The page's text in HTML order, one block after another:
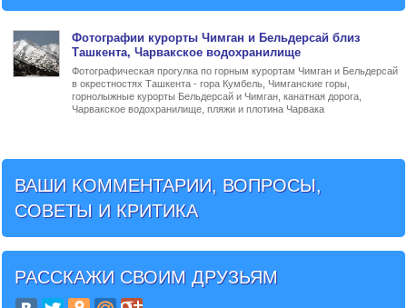
Фотографии курорты Чимган и Бельдерсай близ
Ташкента, Чарвакское водохранилище
Фотографическая прогулка по горным курортам Чимган и Бельдерсай
в окрестностях Ташкента - гора Кумбель, Чимганские горы,
горнолыжные курорты Бельдерсай и Чимган, канатная дорога,
Чарвакское водохранилище, пляжи и плотина Чарвака
ВАШИ КОММЕНТАРИИ, ВОПРОСЫ,
СОВЕТЫ И КРИТИКА
РАССКАЖИ СВОИМ ДРУЗЬЯМ